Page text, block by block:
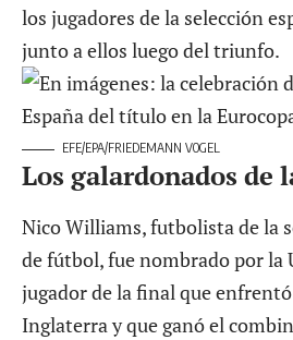
los jugadores de la selección
junto a ellos luego del triunfo.
EFE/EPA/FRIEDEMANN VOGEL
Los galardonados de
Nico Williams, futbolista de la
de fútbol, fue nombrado por la
jugador de la final que
Inglaterra y que ganó el